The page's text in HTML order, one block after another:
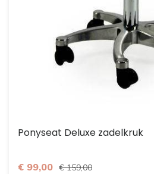
Ponyseat Deluxe zadelkruk
€ 99,00 € 159,00